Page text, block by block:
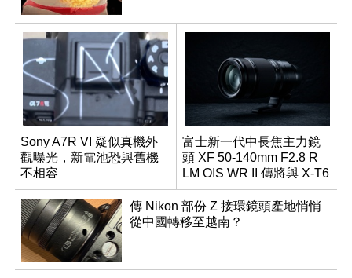
Sony A7R VI 疑似真機外
觀曝光，新電池恐與舊機
不相容
富士新一代中長焦主力鏡
頭 XF 50-140mm F2.8 R
LM OIS WR II 傳將與 X-T6
同步亮相
傳 Nikon 部份 Z 接環鏡頭產地悄悄
從中國轉移至越南？